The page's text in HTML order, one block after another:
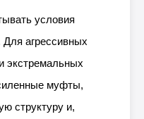
условия
Для агрессивных
экстремальных
муфты,
структуру и,